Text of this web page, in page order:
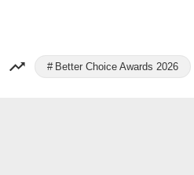
Better Choice Awards 2026